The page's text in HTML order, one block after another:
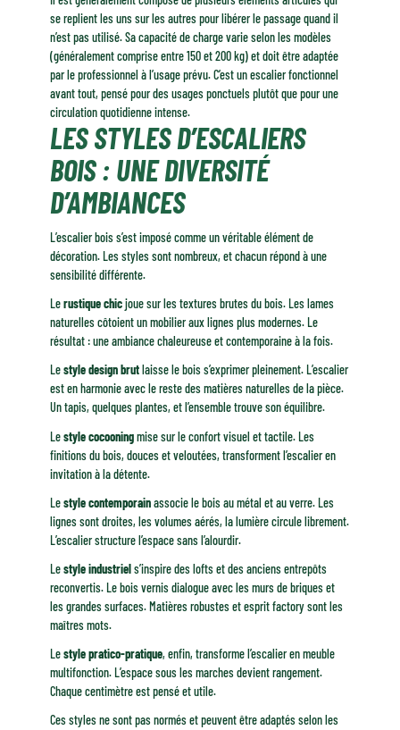
se replient les uns sur les autres pour libérer le passage quand il
n’est pas utilisé. Sa capacité de charge varie selon les modèles
(généralement comprise entre 150 et 200 kg) et doit être adaptée
par le professionnel à l’usage prévu. C’est un escalier fonctionnel
avant tout, pensé pour des usages ponctuels plutôt que pour une
circulation quotidienne intense.
LES STYLES D’ESCALIERS
BOIS : UNE DIVERSITÉ
D’AMBIANCES
L’escalier bois s’est imposé comme un véritable élément de
décoration. Les styles sont nombreux, et chacun répond à une
sensibilité différente.
Lerustique chicjoue sur les textures brutes du bois. Les lames
naturelles côtoient un mobilier aux lignes plus modernes. Le
résultat : une ambiance chaleureuse et contemporaine à la fois.
Lestyle design brutlaisse le bois s’exprimer pleinement. L’escalier
est en harmonie avec le reste des matières naturelles de la pièce.
Un tapis, quelques plantes, et l’ensemble trouve son équilibre.
Lestyle cocooningmise sur le confort visuel et tactile. Les
finitions du bois, douces et veloutées, transforment l’escalier en
invitation à la détente.
Lestyle contemporainassocie le bois au métal et au verre. Les
lignes sont droites, les volumes aérés, la lumière circule librement.
L’escalier structure l’espace sans l’alourdir.
Lestyle industriels’inspire des lofts et des anciens entrepôts
reconvertis. Le bois vernis dialogue avec les murs de briques et
les grandes surfaces. Matières robustes et esprit factory sont les
maîtres mots.
Lestyle pratico-pratique, enfin, transforme l’escalier en meuble
multifonction. L’espace sous les marches devient rangement.
Chaque centimètre est pensé et utile.
Ces styles ne sont pas normés et peuvent être adaptés selon les